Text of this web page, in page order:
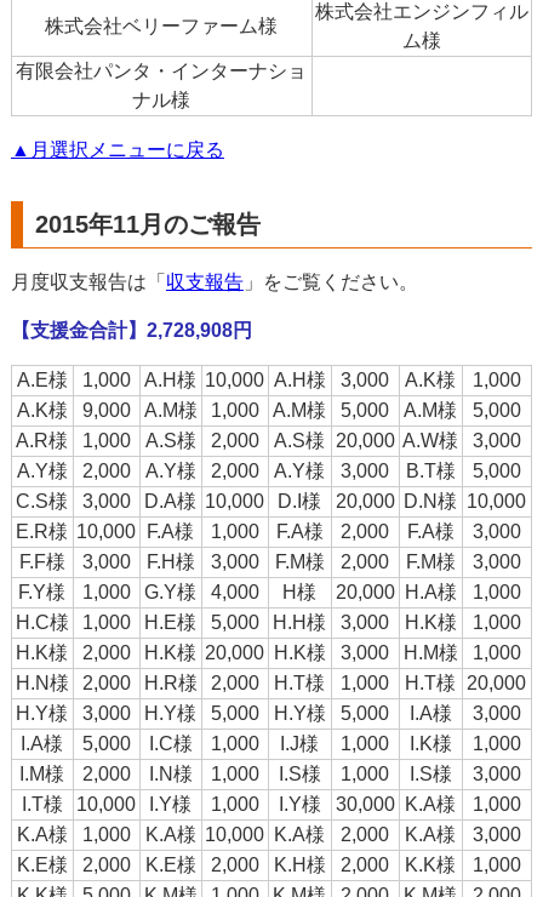
株式会社ベリーファーム様
株式会社エンジンフィル
ム様
有限会社パンタ・インターナショ
ナル様
▲月選択メニューに戻る
2015年11月のご報告
月度収支報告は「 収支報告」をご覧ください。
【支援金合計】2,728,908円
A.E様 1,000 A.H様 10,000 A.H様 3,000 A.K様
1,000
A.K様
9,000 A.M様 1,000 A.M様 5,000 A.M様
5,000
A.R様
1,000 A.S様 2,000 A.S様 20,000 A.W様
3,000
A.Y様
2,000 A.Y様 2,000 A.Y様 3,000 B.T様
5,000
C.S様
3,000 D.A様 10,000 D.I様 20,000 D.N様 10,000
E.R様 10,000 F.A様 1,000 F.A様 2,000 F.A様
3,000
F.F様
3,000 F.H様 3,000 F.M様 2,000 F.M様
3,000
F.Y様
1,000 G.Y様 4,000 H様 20,000 H.A様
1,000
H.C様
1,000 H.E様 5,000 H.H様 3,000 H.K様
1,000
H.K様
2,000 H.K様 20,000 H.K様 3,000 H.M様
1,000
H.N様
2,000 H.R様 2,000 H.T様 1,000 H.T様
20,000
H.Y様
3,000 H.Y様 5,000 H.Y様 5,000 I.A様
3,000
I.A様
5,000 I.C様 1,000 I.J様 1,000 I.K様
1,000
I.M様
2,000 I.N様 1,000 I.S様 1,000 I.S様
3,000
I.T様
10,000 I.Y様 1,000 I.Y様 30,000 K.A様
1,000
K.A様
1,000 K.A様 10,000 K.A様 2,000 K.A様
3,000
K.E様
2,000 K.E様 2,000 K.H様 2,000 K.K様
1,000